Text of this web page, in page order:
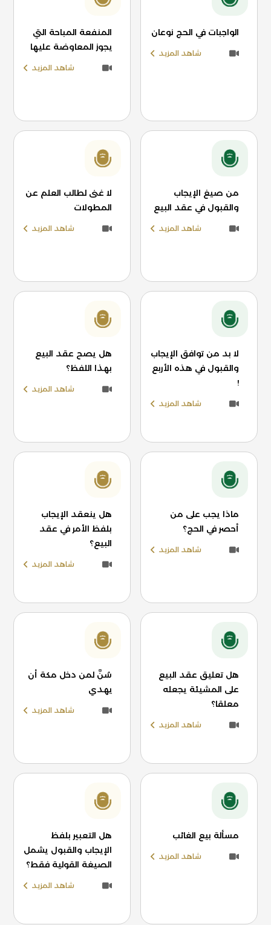
الواجبات في الحج نوعان
شاهد المزيد
المنفعة المباحة التي
يجوز المعاوضة عليها
شاهد المزيد
من صيغ الإيجاب
والقبول في عقد البيع
شاهد المزيد
لا غنى لطالب العلم عن
المطولات
شاهد المزيد
لا بد من توافق الإيجاب
والقبول في هذه الأربع
!
شاهد المزيد
هل يصح عقد البيع
بهذا اللفظ؟
شاهد المزيد
ماذا يجب على من
أحصر في الحج؟
شاهد المزيد
هل ينعقد الإيجاب
بلفظ الأمر في عقد
البيع؟
شاهد المزيد
هل تعليق عقد البيع
على المشيئة يجعله
معلقا؟
شاهد المزيد
سُنَّ لمن دخل مكة أن
يهدي
شاهد المزيد
مسألة بيع الغائب
شاهد المزيد
هل التعبير بلفظ
الإيجاب والقبول يشمل
الصيغة القولية فقط؟
شاهد المزيد